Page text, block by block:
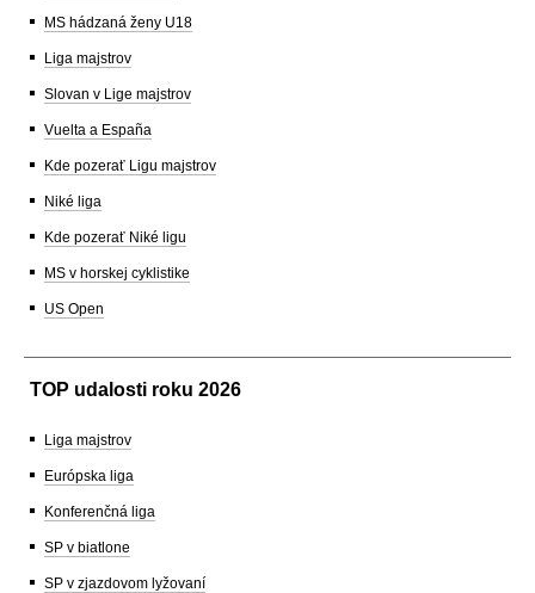
MS hádzaná ženy U18
Liga majstrov
Slovan v Lige majstrov
Vuelta a España
Kde pozerať Ligu majstrov
Niké liga
Kde pozerať Niké ligu
MS v horskej cyklistike
US Open
TOP udalosti roku 2026
Liga majstrov
Európska liga
Konferenčná liga
SP v biatlone
SP v zjazdovom lyžovaní